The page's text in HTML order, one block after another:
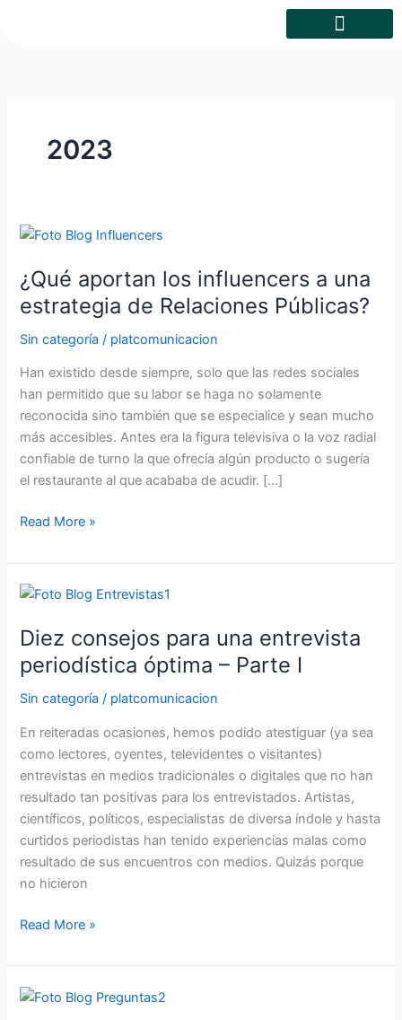
2023
¿Qué aportan los influencers a una
estrategia de Relaciones Públicas?
Sin categoría / platcomunicacion
Han existido desde siempre, solo que las redes sociales
han permitido que su labor se haga no solamente
reconocida sino también que se especialice y sean mucho
más accesibles. Antes era la figura televisiva o la voz radial
confiable de turno la que ofrecía algún producto o sugería
el restaurante al que acababa de acudir. […]
¿Qué
los
influencers
a
una
Relaciones
Públicas?
Read More »
Diez consejos para una entrevista
periodística óptima – Parte I
Sin categoría / platcomunicacion
En reiteradas ocasiones, hemos podido atestiguar (ya sea
como lectores, oyentes, televidentes o visitantes)
entrevistas en medios tradicionales o digitales que no han
resultado tan positivas para los entrevistados. Artistas,
científicos, políticos, especialistas de diversa índole y hasta
curtidos periodistas han tenido experiencias malas como
resultado de sus encuentros con medios. Quizás porque
no hicieron
Diez
para
una
entrevista
periodística
Read More »
Cinco